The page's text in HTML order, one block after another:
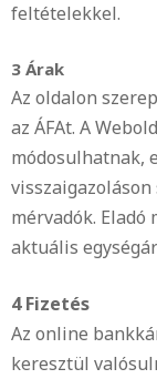
feltételekkel.
3 Árak
Az oldalon
az ÁFA­t. A
módosulhatnak,
mérvadók.
aktuális
4 Fizetés
Az online
keresztül